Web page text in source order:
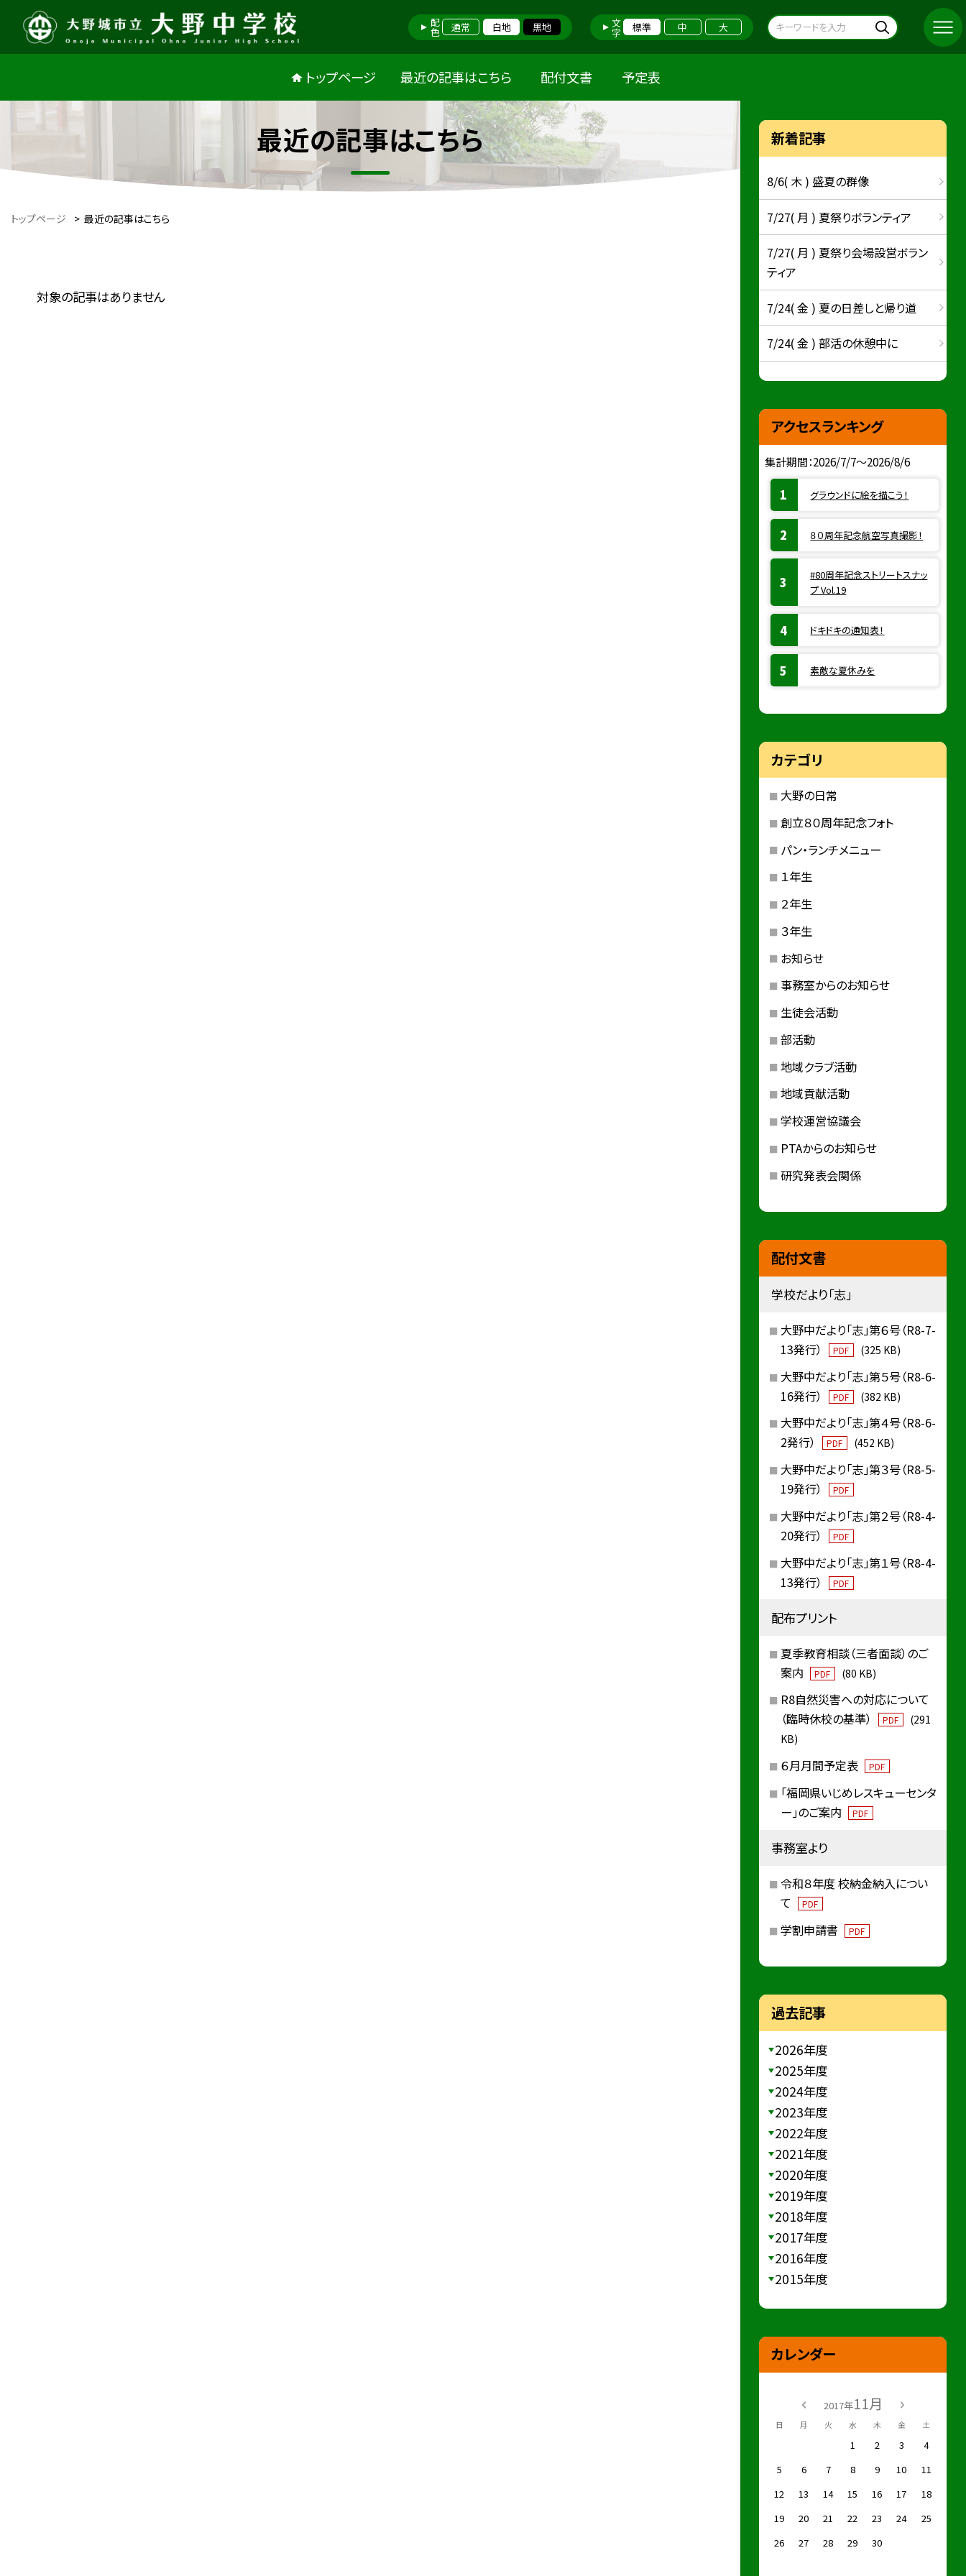
配色 通常 白地 黒地 文字 標準 中 大
トップページ 最近の記事はこちら 配付文書 予定表
最近の記事はこちら
トップページ > 最近の記事はこちら
対象の記事はありません
新着記事
8/6( 木 ) 盛夏の群像
7/27( 月 ) 夏祭りボランティア
7/27( 月 ) 夏祭り会場設営ボラン
ティア
7/24( 金 ) 夏の日差しと帰り道
7/24( 金 ) 部活の休憩中に
アクセスランキング
集計期間：2026/7/7～2026/8/6
グラウンドに絵を描こう！
８０周年記念航空写真撮影！
#80周年記念ストリートスナッ
プ Vol.19
ドキドキの通知表！
素敵な夏休みを
カテゴリ
大野の日常
創立８０周年記念フォト
パン・ランチメニュー
１年生
２年生
３年生
お知らせ
事務室からのお知らせ
生徒会活動
部活動
地域クラブ活動
地域貢献活動
学校運営協議会
PTAからのお知らせ
研究発表会関係
配付文書
学校だより「志」
大野中だより「志」第６号（R8-7-
13発行）
PDF (325 KB)
大野中だより「志」第５号（R8-6-
16発行）
PDF (382 KB)
大野中だより「志」第４号（R8-6-
2発行）
PDF (452 KB)
大野中だより「志」第３号（R8-5-
19発行）
PDF
大野中だより「志」第２号（R8-4-
20発行）
PDF
大野中だより「志」第１号（R8-4-
13発行）
PDF
配布プリント
夏季教育相談（三者面談）のご
案内
PDF (80 KB)
R8自然災害への対応について
（臨時休校の基準）
PDF
(291
KB)
６月月間予定表 PDF
「福岡県いじめレスキューセンタ
ー」のご案内
PDF
事務室より
令和８年度 校納金納入につい
て
PDF
学割申請書 PDF
過去記事
2026年度
2025年度
2024年度
2023年度
2022年度
2021年度
2020年度
2019年度
2018年度
2017年度
2016年度
2015年度
カレンダー
2017年11月
日 月 火 水 木 金 土
1 2 3
4
5
6 7 8 9 10
11
12
13 14 15 16 17
18
19
20 21 22 23 24
25
26
27 28 29 30